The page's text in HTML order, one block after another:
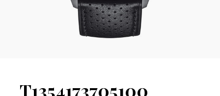
T1354173705100